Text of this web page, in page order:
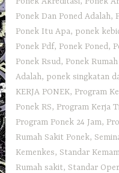
Ponek Dan Poned Adalah,
Ponek Itu Apa, ponek
Ponek Pdf, Ponek Poned,
Ponek Rsud, Ponek
Adalah, ponek singkatan
KERJA PONEK, Program
Ponek RS, Program Kerja
Program Ponek 24 Jam,
Rumah Sakit Ponek,
Kemenkes, Standar
Rumah sakit, Standar